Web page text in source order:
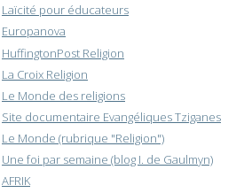
Laïcité pour éducateurs
Europanova
HuffingtonPost Religion
La Croix Religion
Le Monde des religions
Site documentaire Evangéliques Tziganes
Le Monde (rubrique "Religion")
Une foi par semaine (blog I. de Gaulmyn)
AFRIK